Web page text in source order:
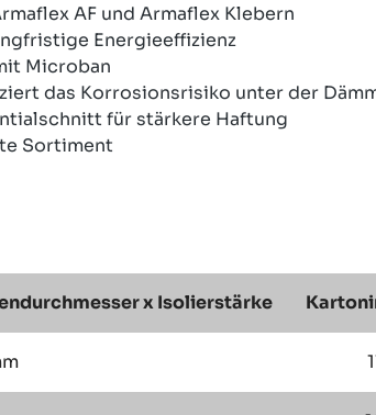
AF und Armaflex Klebern
Energieeffizienz
Microban
das Korrosionsrisiko unter der
für stärkere Haftung
Sortiment
x Isolierstärke